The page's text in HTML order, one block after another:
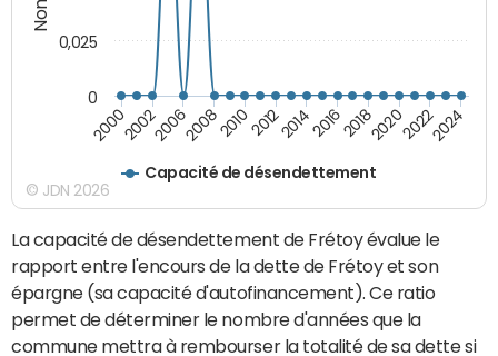
Capacité de désendettement
200020022006200820102012201420162018202020222024
0
0,025
© JDN 2026
La capacité de désendettement de Frétoy évalue le
rapport entre l'encours de la dette de Frétoy et son
épargne (sa capacité d'autofinancement). Ce ratio
permet de déterminer le nombre d'années que la
commune mettra à rembourser la totalité de sa dette si